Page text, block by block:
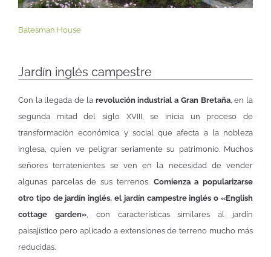
Batesman House
Jardín inglés campestre
Con la llegada de la revolución industrial a Gran Bretaña, en la
segunda mitad del siglo XVIII, se inicia un proceso de
transformación económica y social que afecta a la nobleza
inglesa, quien ve peligrar seriamente su patrimonio. Muchos
señores terratenientes se ven en la necesidad de vender
algunas parcelas de sus terrenos. Comienza a popularizarse
otro tipo de jardín inglés, el jardín campestre inglés o «English
cottage garden», con características similares al jardín
paisajístico pero aplicado a extensiones de terreno mucho más
reducidas.